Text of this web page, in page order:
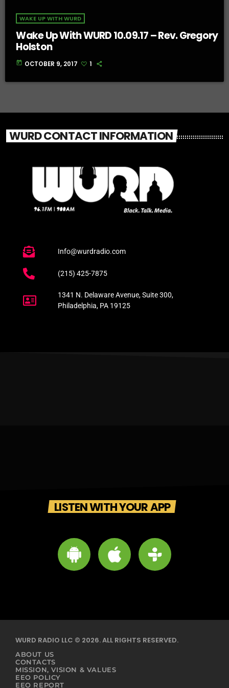
WAKE UP WITH WURD
Wake Up With WURD 10.09.17 – Rev. Gregory
Holston
today OCTOBER 9, 2017 1
WURD CONTACT INFORMATION
Info@wurdradio.com
(215) 425-7875
1341 N. Delaware Avenue, Suite 300,
Philadelphia, PA 19125
LISTEN WITH YOUR APP
WURD RADIO LLC © 2026. ALL RIGHTS RESERVED.
ABOUT US
CONTACTS
MISSION, VISION & VALUES
EEO POLICY
EEO REPORT